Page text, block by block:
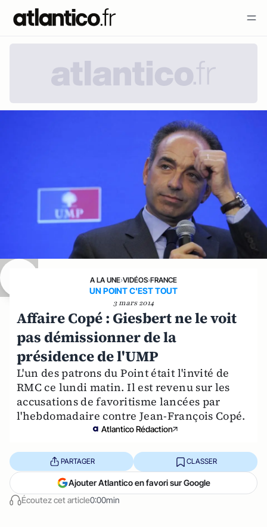
A LA UNE›VIDÉOS›FRANCE
UN POINT C'EST TOUT
3 mars 2014
Affaire Copé : Giesbert ne le voit
pas démissionner de la
présidence de l'UMP
L'un des patrons du Point était l'invité de
RMC ce lundi matin. Il est revenu sur les
accusations de favoritisme lancées par
l'hebdomadaire contre Jean-François Copé.
Atlantico Rédaction
Écoutez cet article0:00min
PARTAGER CLASSER
Ajouter Atlantico en favori sur Google